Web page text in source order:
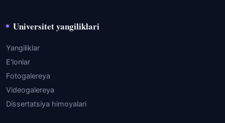
Universitet yangiliklari
Yangiliklar
E'lonlar
Fotogalereya
Videogalereya
Dissertatsiya himoyalari